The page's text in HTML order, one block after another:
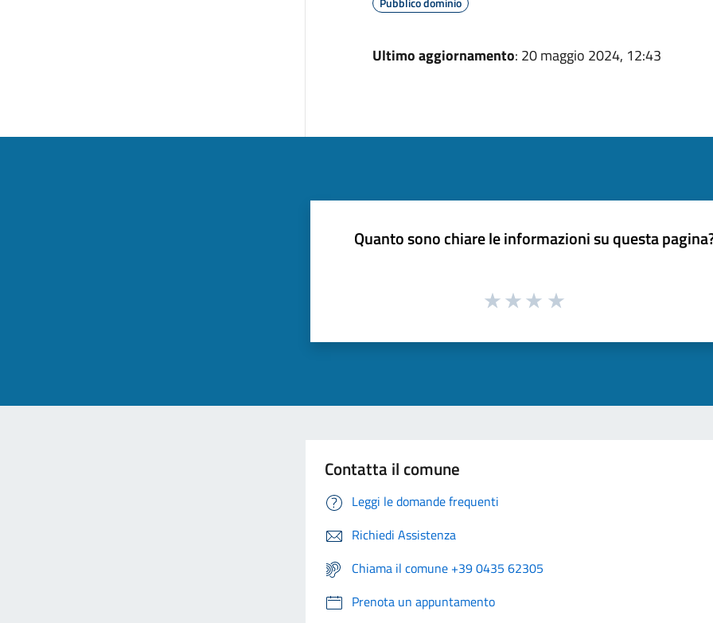
Ultimo aggiornamento: 20 maggio 2024, 12:43
Quanto sono chiare le informazioni su questa
Contatta il comune
Leggi le domande frequenti
Richiedi Assistenza
Chiama il comune +39 0435 62305
Prenota un appuntamento